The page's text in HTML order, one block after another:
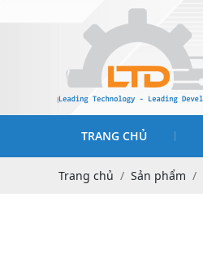
TRANG CHỦ
Trang chủ Sản phẩm